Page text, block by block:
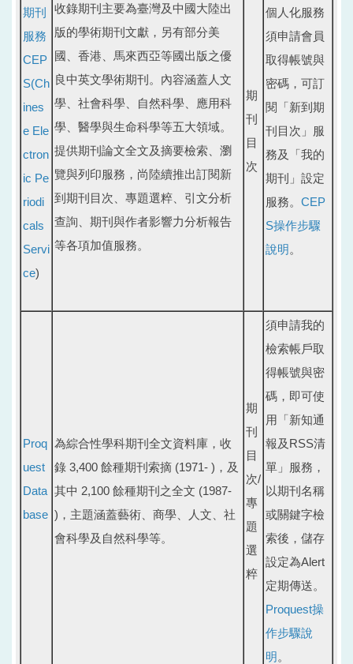
期刊
服務
CEP
S(Ch
ines
e Ele
ctron
ic Pe
riodi
cals
Servi
ce)
收錄期刊主要為臺灣及中國大陸出
版的學術期刊文獻，另有部分美
國、香港、馬來西亞等國出版之優
良中英文學術期刊。內容涵蓋人文
學、社會科學、自然科學、應用科
學、醫學與生命科學等五大領域。
提供期刊論文全文及摘要檢索、瀏
覽與列印服務，尚陸續推出訂閱新
到期刊目次、專題選粹、引文分析
查詢、期刊與作者影響力分析報告
等各項加值服務。
期
刊
目
次
個人化服務
須申請會員
取得帳號與
密碼，可訂
閱「新到期
刊目次」服
務及「我的
期刊」設定
服務。 CEP
S操作步驟
說明 。
Proq
uest
Data
base
為綜合性學科期刊全文資料庫，收
錄 3,400 餘種期刊索摘 (1971- )，及
其中 2,100 餘種期刊之全文 (1987-
)，主題涵蓋藝術、商學、人文、社
會科學及自然科學等。
期
刊
目
次/
專
題
選
粹
須申請我的
檢索帳戶取
得帳號與密
碼，即可使
用「新知通
報及RSS清
單」服務，
以期刊名稱
或關鍵字檢
索後，儲存
設定為Alert
定期傳送。
Proquest操
作步驟說
明 。